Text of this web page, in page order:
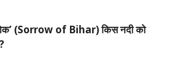
शोक’ (Sorrow of Bihar) किस नदी को